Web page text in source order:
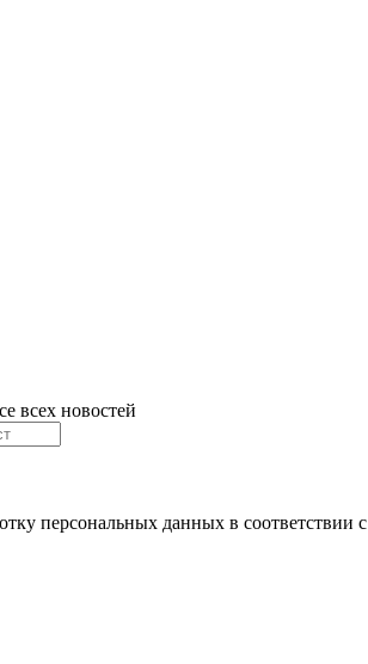
всех новостей
персональных данных в соответствии с